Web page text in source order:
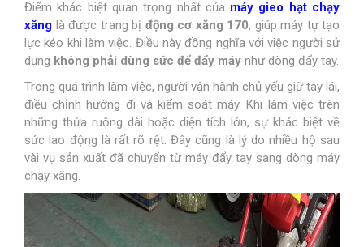
Điểm khác biệt quan trọng nhất của máy gieo hạt chạy
xăng là được trang bị động cơ xăng 170, giúp máy tự tạo
lực kéo khi làm việc. Điều này đồng nghĩa với việc người sử
dụng không phải dùng sức để đẩy máy như dòng đẩy tay.
Trong quá trình làm việc, người vận hành chủ yếu giữ tay lái,
điều chỉnh hướng đi và kiểm soát máy. Khi làm việc trên
những thửa ruộng dài hoặc diện tích lớn, sự khác biệt về
sức lao động là rất rõ rệt. Đây cũng là lý do nhiều hộ sau
vài vụ sản xuất đã chuyển từ máy đẩy tay sang dòng máy
chạy xăng.